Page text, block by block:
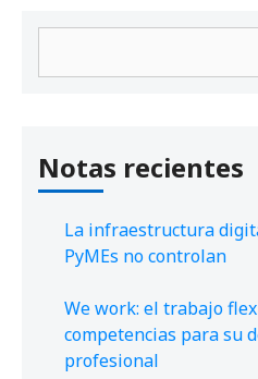
Notas recientes
La infraestructura
PyMEs no controlan
We work: el trabajo
competencias para su
profesional